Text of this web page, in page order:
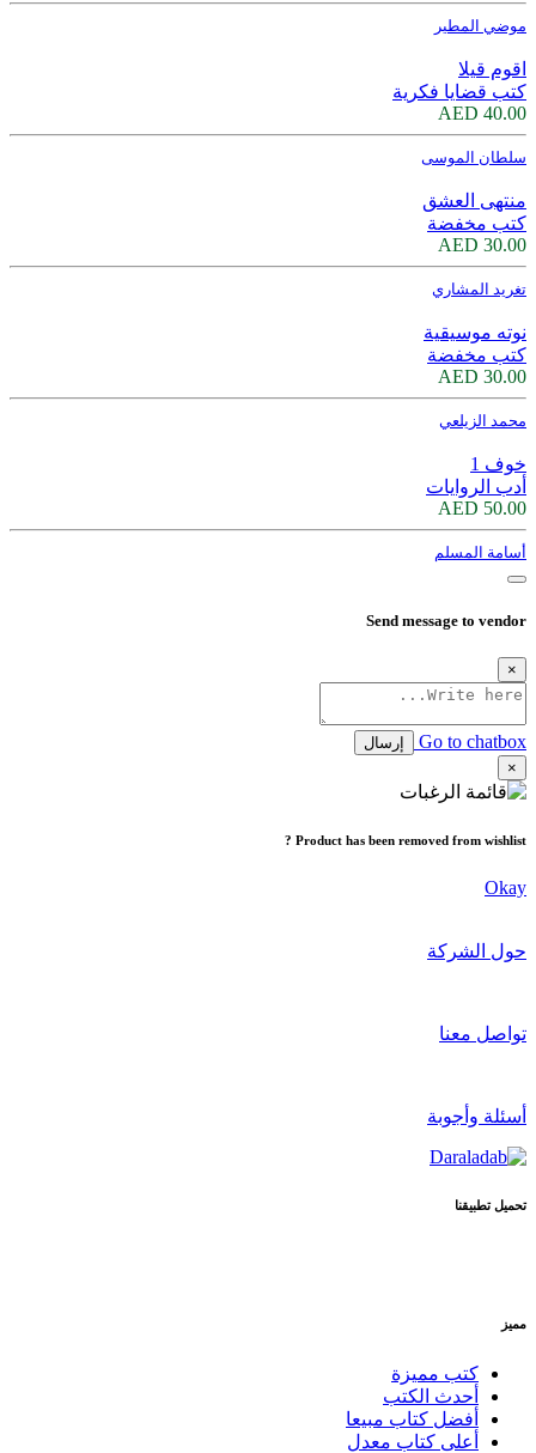
موضي المطير
اقوم قيلا
كتب قضايا فكرية
40.00 AED
سلطان الموسى
منتهى العشق
كتب مخفضة
30.00 AED
تغريد المشاري
نوته موسيقية
كتب مخفضة
30.00 AED
محمد الزيلعي
خوف 1
أدب الروايات
50.00 AED
أسامة المسلم
Send message to vendor
×
Go to chatbox
إرسال
×
Product has been removed from wishlist ?
Okay
حول الشركة
تواصل معنا
أسئلة وأجوبة
تحميل تطبيقنا
مميز
كتب مميزة
أحدث الكتب
أفضل كتاب مبيعا
أعلى كتاب معدل